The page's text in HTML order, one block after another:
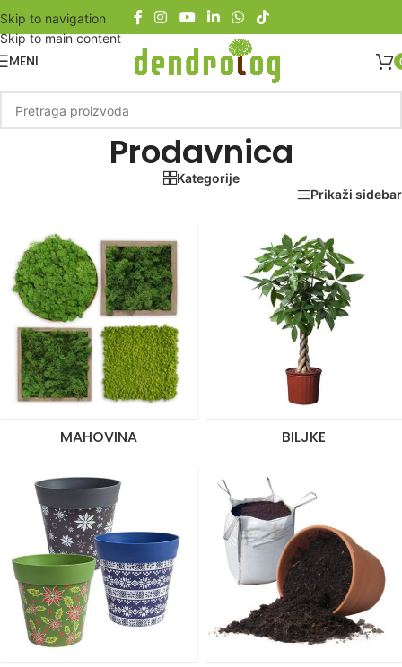
Skip to navigation
Skip to main content
MENI
Prodavnica
Kategorije
Prikaži sidebar
MAHOVINA BILJKE